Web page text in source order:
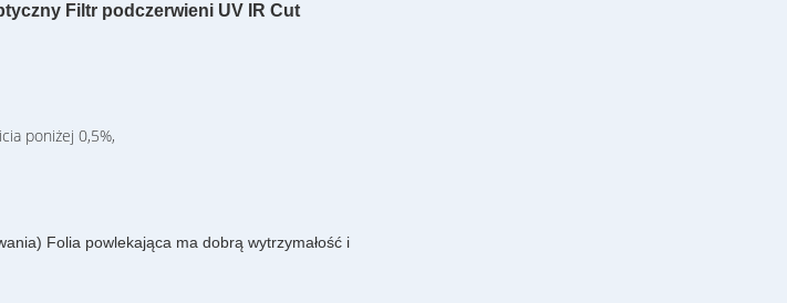
Filtr podczerwieni UV IR Cut
poniżej 0,5%,
Folia powlekająca ma dobrą wytrzymałość i